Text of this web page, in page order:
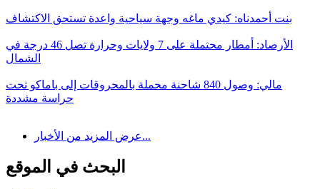
بنت أحمدناه: كيدي ماغه وجهة سياحية واعدة تستحق الاكتشاف
الأرصاد: أمطار محتملة على 7 ولايات وحرارة تصل 46 درجة في
الشمال
مالي: وصول 840 شاحنة محملة بالمحروقات إلى باماكو تحت
حراسة مشددة
عرض المزيد من الأخبار...
البحث في الموقع